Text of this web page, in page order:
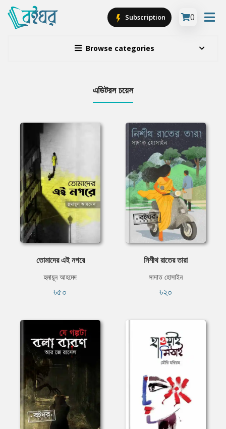
Browse categories
Subscription 0
এডিটরস চয়েস
তোমাদের এই নগরে
হুমায়ূন আহমেদ
৳৫০
নিশীথ রাতের তারা
সাদাত হোসাইন
৳২০